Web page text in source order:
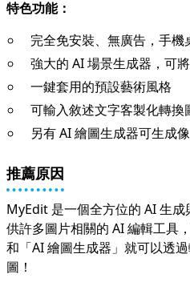
特色功能：
完全免安裝、無廣告，手機
強大的 AI 場景生成器，可
一鍵套用的預設藝術風格
可輸入敘述文字客製化轉換
另有 AI 繪圖生成器可生成
推薦原因
MyEdit 是一個全方位的 AI 生
供許多圖片相關的 AI 編輯工具
和「AI 繪圖生成器」就可以透
圖！